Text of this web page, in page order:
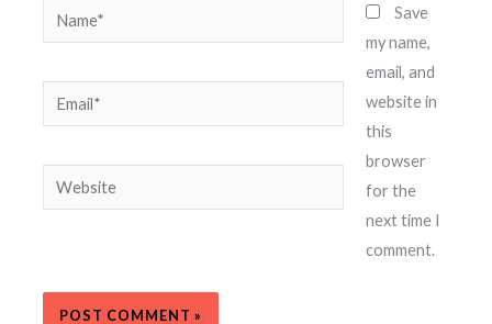
Name*
Email*
Website
Save
my name,
email, and
website in
this
browser
for the
next time I
comment.